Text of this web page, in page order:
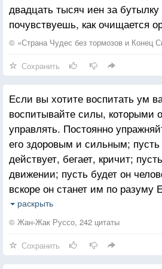
Отнюдь не каждая женщина
мужчина с ней боролся.
Зрелость — это понимание того,
усилия в большинстве своём
о собственной заурядности.
Самое важное происходит у
двадцать тысяч иен за
почувствуешь, как очищается
© «Страна Чудес без тормозов и Конец
Сохранить
Если вы хотите воспитать ум
воспитывайте силы, которыми
управлять. Постоянно
его здоровым и сильным; пусть
действует, бегает, кричит;
движении; пусть будет он
вскоре он станет им по
извратить этот порядок, то
плоды, в которых не будет ни
юные ученые и старые дети.
раскрыть
© Жан-Жак Руссо, 242 цитаты
Сохранить